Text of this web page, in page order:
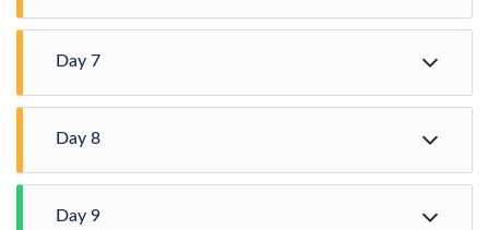
ခမ်းသောက်မြစ်စခန်း မှ ဖုန်ကန်ရာဇီတောင်ခြေ ရေခဲစပ်စခန်း
၁ သောင်းခန့် သွားကြရပါမယ်။ ဖုန်ကန်ရာဇီတောင်ခြေ ရေခဲ
တောင်ခြေရေခဲစပ်စခန်း - ခမ်းသောက်မြစ်
ရောက်ပြီး အမှတ်တရ ဓာတ်ပုံများရိုက်ကူကြပါမယ်။
များသိမ်းဆည်းပြီး ခမ်းသောက်မြစ်စခန်းသို့ ပြန်ဆင်းပြီး
အိပ်စက်အနားယူပါမယ်။ (တောင်ခြေ မှ တောင်ထိပ်သို့ ၃ မိုင်/
Day 7
ခမ်းသောက်မြစ်စခန်း မှ သစ်ပင်ကြီးစခန်းကို ကျော်ပြီး ဇီယာ
အဆင်း ၇ မိုင် / လမ်းလျှောက်ချိန် ၆ နာရီ / အမြင့်ပေ ၇၀၀၀
Day 8
Day 9